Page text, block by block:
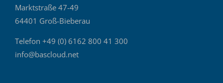
Marktstraße 47-49
64401 Groß-Bieberau
Telefon +49 (0) 6162 800 41 300
info@bascloud.net